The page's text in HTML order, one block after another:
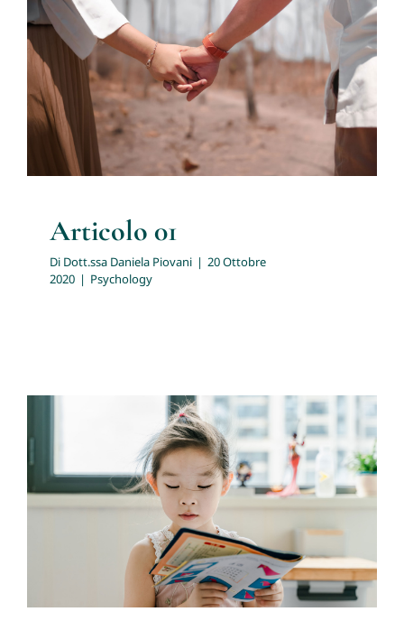
Sostegno e psicoterapia individuale adulti
Sostegno e terapia di coppia
Articolo 01
Psychology
Articolo 01
Di Dott.ssa Daniela Piovani | 20 Ottobre
2020 | Psychology
Articolo 02
Psychology